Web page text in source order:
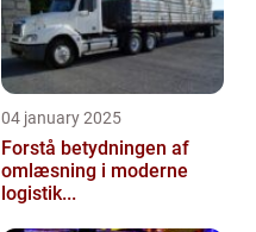
04 january 2025
Forstå betydningen af
omlæsning i moderne
logistik...